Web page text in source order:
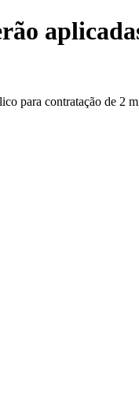
para contratação de 2